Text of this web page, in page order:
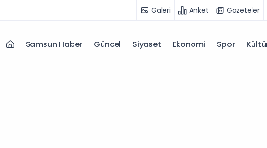
Galeri Anket Gazeteler
Samsun Haber Güncel Siyaset Ekonomi Spor